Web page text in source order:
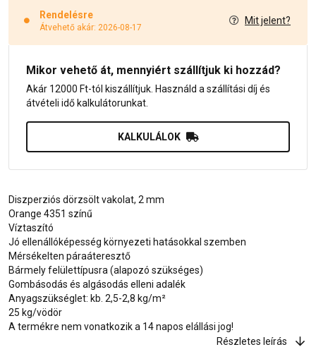
Rendelésre
Átvehető akár: 2026-08-17
Mit jelent?
Mikor vehető át, mennyiért szállítjuk ki hozzád?
Akár 12000 Ft-tól kiszállítjuk. Használd a szállítási díj és
átvételi idő kalkulátorunkat.
KALKULÁLOK
Diszperziós dörzsölt vakolat, 2 mm
Orange 4351 színű
Víztaszító
Jó ellenállóképesség környezeti hatásokkal szemben
Mérsékelten páraáteresztő
Bármely felülettípusra (alapozó szükséges)
Gombásodás és algásodás elleni adalék
Anyagszükséglet: kb. 2,5-2,8 kg/m²
25 kg/vödör
A termékre nem vonatkozik a 14 napos elállási jog!
Részletes leírás